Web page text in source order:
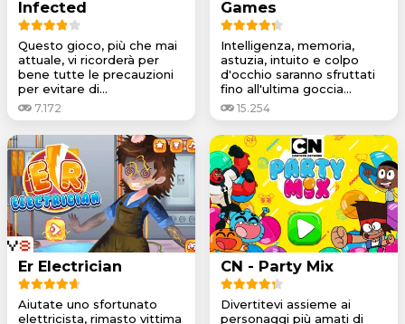
Infected
Questo gioco, più che mai
attuale, vi ricorderà per
bene tutte le precauzioni
per evitare di...
7.172
Games
Intelligenza, memoria,
astuzia, intuito e colpo
d'occhio saranno sfruttati
fino all'ultima goccia...
15.254
Er Electrician
Aiutate uno sfortunato
elettricista, rimasto vittima
CN - Party Mix
Divertitevi assieme ai
personaggi più amati di